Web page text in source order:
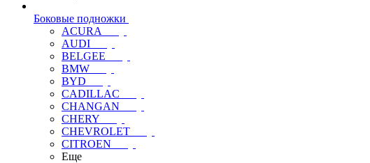
Боковые подножки
ACURA
AUDI
BELGEE
BMW
BYD
CADILLAC
CHANGAN
CHERY
CHEVROLET
CITROEN
Еще